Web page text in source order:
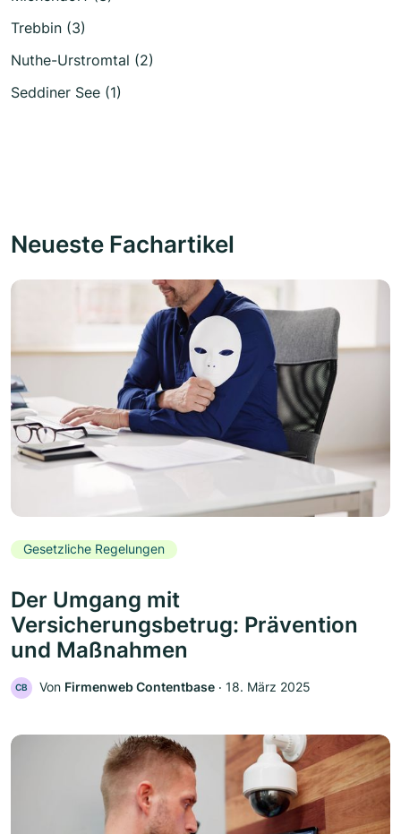
Trebbin (3)
Nuthe-Urstromtal (2)
Seddiner See (1)
Neueste Fachartikel
Gesetzliche Regelungen
Der Umgang mit
Versicherungsbetrug: Prävention
und Maßnahmen
CB Von Firmenweb Contentbase ‧ 18. März 2025